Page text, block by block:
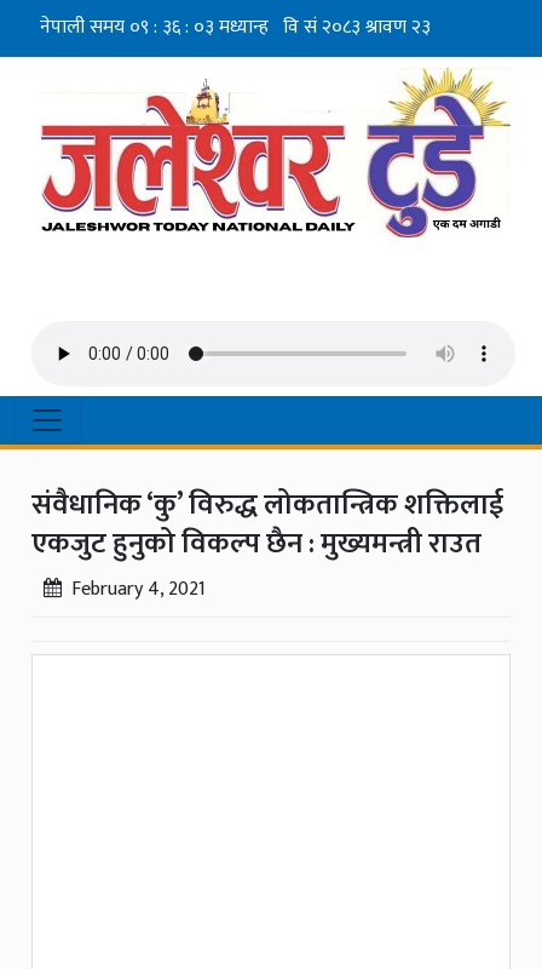
संवैधानिक ‘कु’ विरुद्ध लोकतान्त्रिक शक्तिलाई
एकजुट हुनुको विकल्प छैन : मुख्यमन्त्री राउत
February 4, 2021